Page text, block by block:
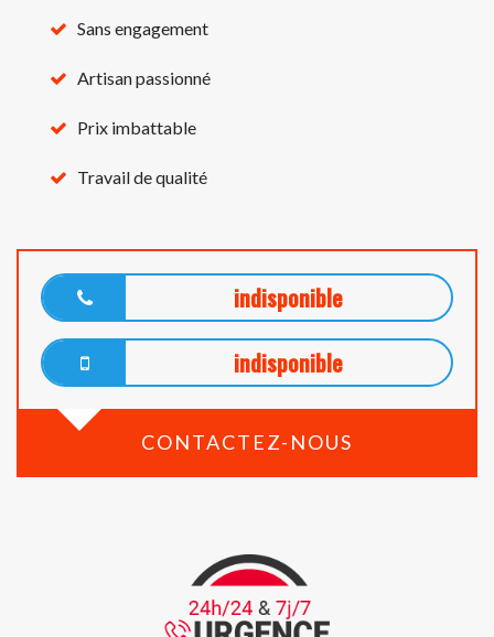
Sans engagement
Artisan passionné
Prix imbattable
Travail de qualité
indisponible
indisponible
CONTACTEZ-NOUS